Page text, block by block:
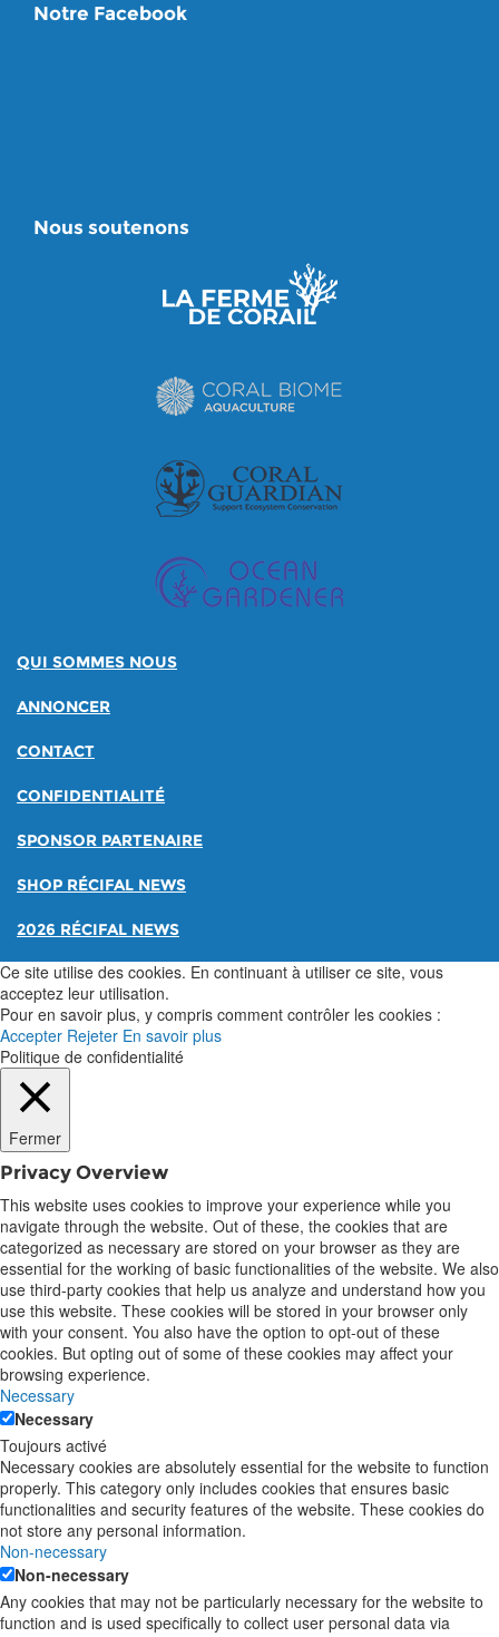
Notre Facebook
Nous soutenons
QUI SOMMES NOUS
ANNONCER
CONTACT
CONFIDENTIALITÉ
SPONSOR PARTENAIRE
SHOP RÉCIFAL NEWS
2026 RÉCIFAL NEWS
Ce site utilise des cookies. En continuant à utiliser ce site, vous
acceptez leur utilisation.
Pour en savoir plus, y compris comment contrôler les cookies :
Accepter Rejeter En savoir plus
Politique de confidentialité
Fermer
Privacy Overview
This website uses cookies to improve your experience while you
navigate through the website. Out of these, the cookies that are
categorized as necessary are stored on your browser as they are
essential for the working of basic functionalities of the website. We also
use third-party cookies that help us analyze and understand how you
use this website. These cookies will be stored in your browser only
with your consent. You also have the option to opt-out of these
cookies. But opting out of some of these cookies may affect your
browsing experience.
Necessary
Necessary
Toujours activé
Necessary cookies are absolutely essential for the website to function
properly. This category only includes cookies that ensures basic
functionalities and security features of the website. These cookies do
not store any personal information.
Non-necessary
Non-necessary
Any cookies that may not be particularly necessary for the website to
function and is used specifically to collect user personal data via